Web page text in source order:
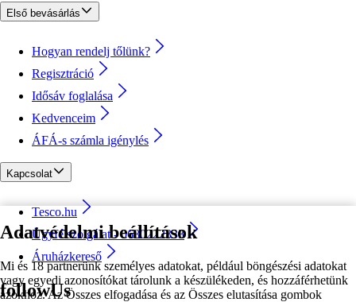
Adatvédelmi beállítások
Mi és 18 partnerünk személyes adatokat, például böngészési adatokat
vagy egyedi azonosítókat tárolunk a készülékeden, és hozzáférhetünk
azokhoz. Az Összes elfogadása és az Összes elutasítása gombok
Első bevásárlás
Hogyan rendelj tőlünk?
Regisztráció
Idősáv foglalása
Kedvenceim
ÁFÁ-s számla igénylés
Kapcsolat
Tesco.hu
Ügyfélszolgálat - 0680222333
Áruházkereső
followUs